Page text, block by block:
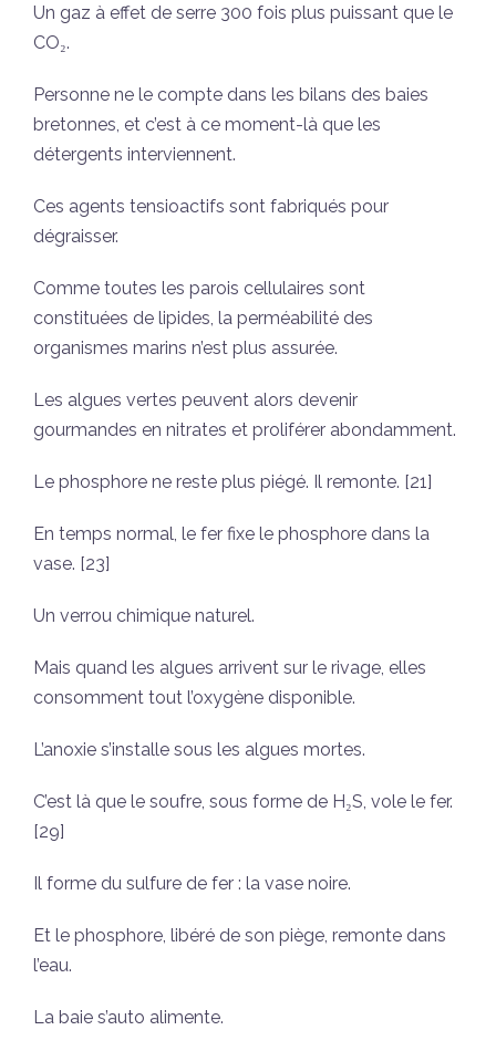
Un gaz à effet de serre 300 fois plus puissant que le
CO₂.
Personne ne le compte dans les bilans des baies
bretonnes, et c’est à ce moment-là que les
détergents interviennent.
Ces agents tensioactifs sont fabriqués pour
dégraisser.
Comme toutes les parois cellulaires sont
constituées de lipides, la perméabilité des
organismes marins n’est plus assurée.
Les algues vertes peuvent alors devenir
gourmandes en nitrates et proliférer abondamment.
Le phosphore ne reste plus piégé. Il remonte. [21]
En temps normal, le fer fixe le phosphore dans la
vase. [23]
Un verrou chimique naturel.
Mais quand les algues arrivent sur le rivage, elles
consomment tout l’oxygène disponible.
L’anoxie s’installe sous les algues mortes.
C’est là que le soufre, sous forme de H₂S, vole le fer.
[29]
Il forme du sulfure de fer : la vase noire.
Et le phosphore, libéré de son piège, remonte dans
l’eau.
La baie s’auto alimente.